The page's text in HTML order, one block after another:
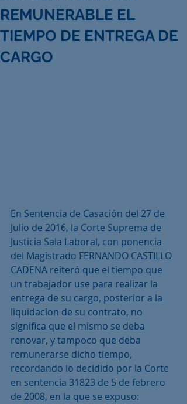
REMUNERABLE EL
TIEMPO DE ENTREGA DE
CARGO
En Sentencia de Casación del 27 de
Julio de 2016, la Corte Suprema de
Justicia Sala Laboral, con ponencia
del Magistrado FERNANDO CASTILLO
CADENA reiteró que el tiempo que
un trabajador use para realizar la
entrega de su cargo, posterior a la
liquidacion de su contrato, no
significa que el mismo se deba
renovar, y tampoco que deba
remunerarse dicho tiempo,
recordando lo decidido por la Corte
en sentencia 31823 de 5 de febrero
de 2008, en la que se expuso: